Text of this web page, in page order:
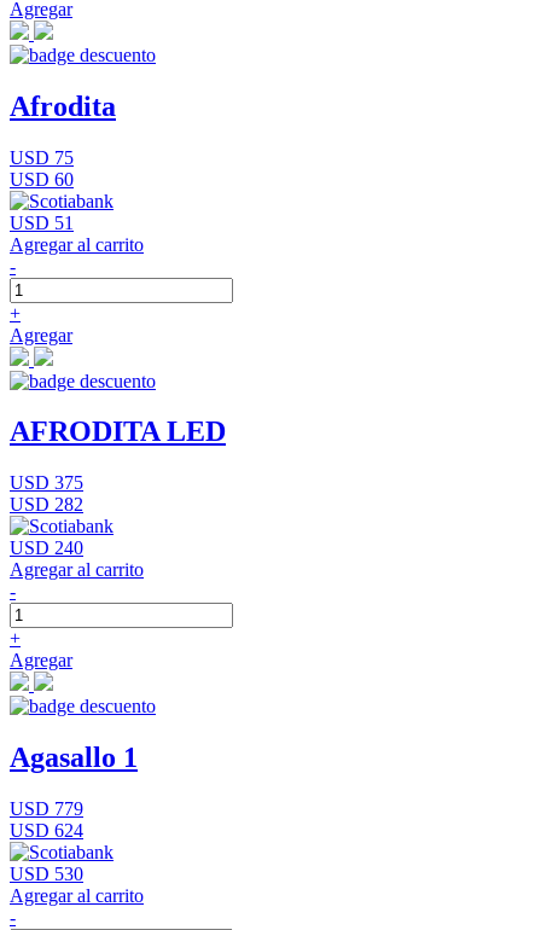
Agregar
Afrodita
USD 75
USD 60
USD 51
Agregar al carrito
-
+
Agregar
AFRODITA LED
USD 375
USD 282
USD 240
Agregar al carrito
-
+
Agregar
Agasallo 1
USD 779
USD 624
USD 530
Agregar al carrito
-